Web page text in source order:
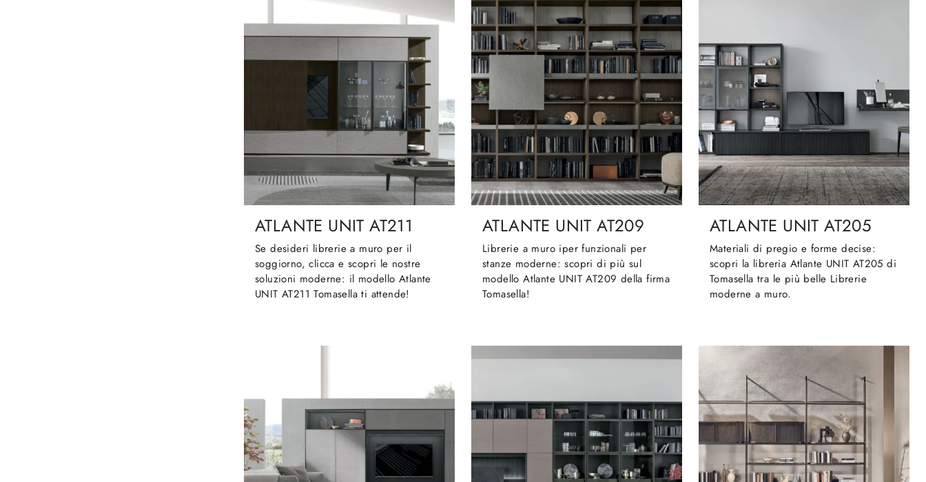
ATLANTE UNIT AT211
Se desideri librerie a muro per il
soggiorno, clicca e scopri le nostre
soluzioni moderne: il modello Atlante
UNIT AT211 Tomasella ti attende!
ATLANTE UNIT AT209
Librerie a muro iper funzionali per
stanze moderne: scopri di più sul
modello Atlante UNIT AT209 della firma
Tomasella!
ATLANTE UNIT AT205
Materiali di pregio e forme decise:
scopri la libreria Atlante UNIT AT205 di
Tomasella tra le più belle Librerie
moderne a muro.